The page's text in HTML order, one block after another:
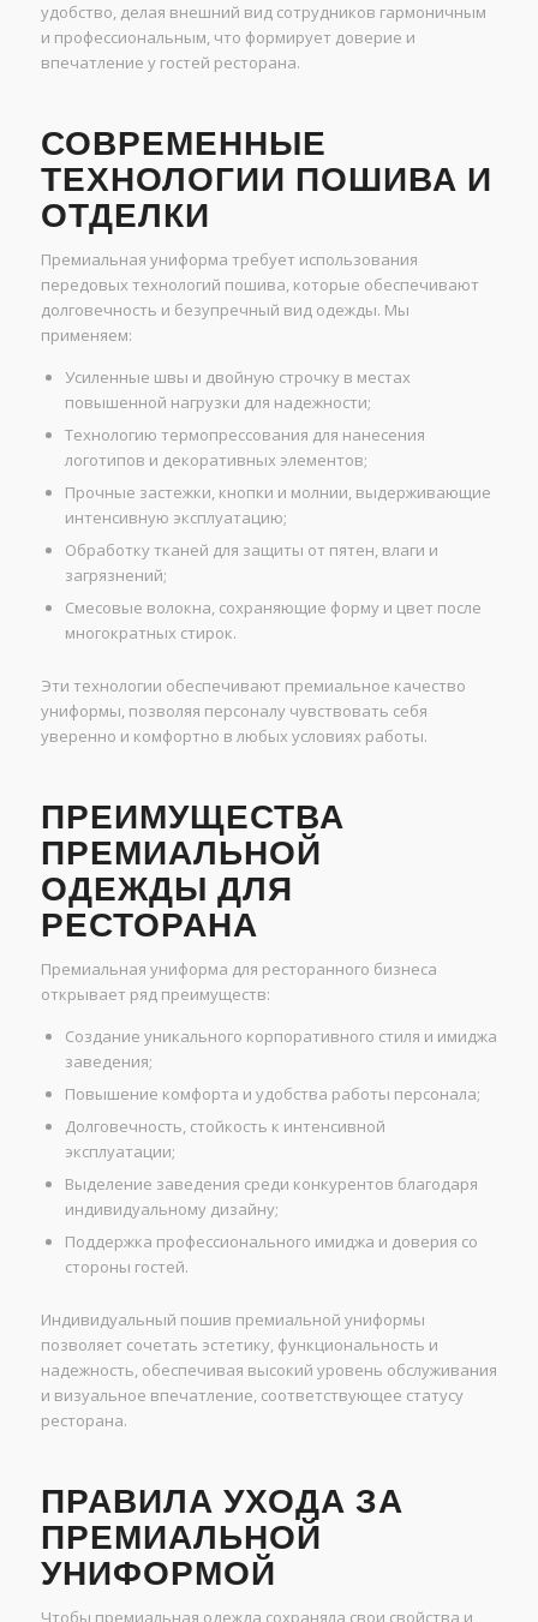
удобство, делая внешний вид сотрудников гармоничным
и профессиональным, что формирует доверие и
впечатление у гостей ресторана.
СОВРЕМЕННЫЕ
ТЕХНОЛОГИИ ПОШИВА И
ОТДЕЛКИ
Премиальная униформа требует использования
передовых технологий пошива, которые обеспечивают
долговечность и безупречный вид одежды. Мы
применяем:
Усиленные швы и двойную строчку в местах
повышенной нагрузки для надежности;
Технологию термопрессования для нанесения
логотипов и декоративных элементов;
Прочные застежки, кнопки и молнии, выдерживающие
интенсивную эксплуатацию;
Обработку тканей для защиты от пятен, влаги и
загрязнений;
Смесовые волокна, сохраняющие форму и цвет после
многократных стирок.
Эти технологии обеспечивают премиальное качество
униформы, позволяя персоналу чувствовать себя
уверенно и комфортно в любых условиях работы.
ПРЕИМУЩЕСТВА
ПРЕМИАЛЬНОЙ
ОДЕЖДЫ ДЛЯ
РЕСТОРАНА
Премиальная униформа для ресторанного бизнеса
открывает ряд преимуществ:
Создание уникального корпоративного стиля и имиджа
заведения;
Повышение комфорта и удобства работы персонала;
Долговечность, стойкость к интенсивной
эксплуатации;
Выделение заведения среди конкурентов благодаря
индивидуальному дизайну;
Поддержка профессионального имиджа и доверия со
стороны гостей.
Индивидуальный пошив премиальной униформы
позволяет сочетать эстетику, функциональность и
надежность, обеспечивая высокий уровень обслуживания
и визуальное впечатление, соответствующее статусу
ресторана.
ПРАВИЛА УХОДА ЗА
ПРЕМИАЛЬНОЙ
УНИФОРМОЙ